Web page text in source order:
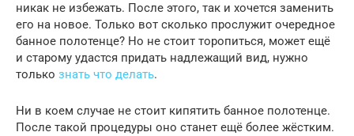
никак не избежать. После этого, так и хочется заменить
его на новое. Только вот сколько прослужит очередное
банное полотенце? Но не стоит торопиться, может ещё
и старому удастся придать надлежащий вид, нужно
только знать что делать.
Ни в коем случае не стоит кипятить банное полотенце.
После такой процедуры оно станет ещё более жёстким.